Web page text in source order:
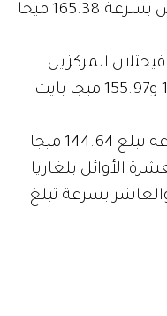
بايت، والصين في المركز الخامس بسرعة 165.38 ميجا
المركزين
السادس والسابع بسرعة 157.18 و155.97 ميجا بايت
وتحتل قبرص المركز الثامن بسرعة تبلغ 144.64 ميجا
الأوائل بلغاريا
بسرعة تبلغ